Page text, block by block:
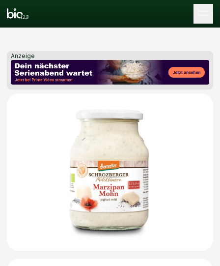
Anzeige